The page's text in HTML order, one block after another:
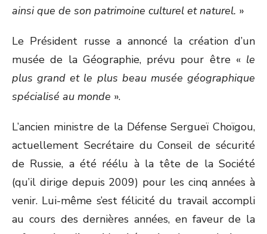
ainsi que de son patrimoine culturel et naturel. »
Le Président russe a annoncé la création d’un
musée de la Géographie, prévu pour être « le
plus grand et le plus beau musée géographique
spécialisé au monde ».
L’ancien ministre de la Défense Sergueï Choïgou,
actuellement Secrétaire du Conseil de sécurité
de Russie, a été réélu à la tête de la Société
(qu’il dirige depuis 2009) pour les cinq années à
venir. Lui-même s’est félicité du travail accompli
au cours des dernières années, en faveur de la